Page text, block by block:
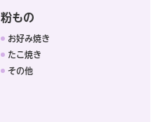
粉もの
お好み焼き
たこ焼き
その他